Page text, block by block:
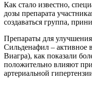
Как стало известно,
дозы препарата
создаваться группа,
Препараты для
Сильденафил – активное
Виагра), как показали
положительно влияют
артериальной